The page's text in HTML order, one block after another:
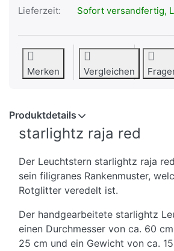
Lieferzeit: Sofort versandfertig,
Merken Vergleichen
Produktdetails
starlightz raja red
Der Leuchtstern starlightz raja
sein filigranes Rankenmuster,
Rotglitter veredelt ist.
Der handgearbeitete starlightz
einen Durchmesser von ca. 60
25 cm und ein Gewicht von ca.